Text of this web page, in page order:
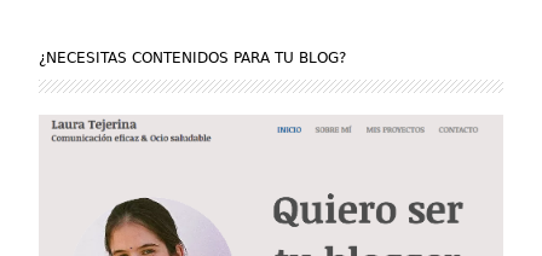
¿NECESITAS CONTENIDOS PARA TU BLOG?